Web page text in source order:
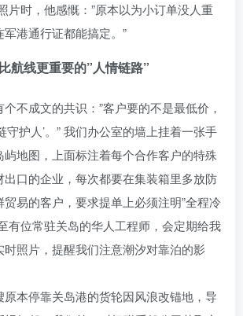
片时，他感慨：”原本以为小订单没人重
港通行证都能搞定。”
航线更重要的”人情链路”
不成文的共识：”客户要的不是最低价，
守护人’。” 我们办公室的墙上挂着一张手
地图，上面标注着每个合作客户的特殊
出口的企业，每次都要在集装箱里多放防
易的客户，要求提单上必须注明”全程冷
有位常驻关岛的华人工程师，会定期给我
照片，提醒我们注意潮汐对靠泊的影
本停靠关岛港的货轮因风浪改锚地，导